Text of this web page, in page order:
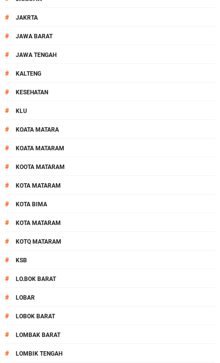
# JAKRTA
# JAWA BARAT
# JAWA TENGAH
# KALTENG
# KESEHATAN
# KLU
# KOATA MATARA
# KOATA MATARAM
# KOOTA MATARAM
# KOTA MATARAM
# KOTA BIMA
# KOTA MATARAM
# KOTQ MATARAM
# KSB
# LO.BOK BARAT
# LOBAR
# LOBOK BARAT
# LOMBAK BARAT
# LOMBIK TENGAH